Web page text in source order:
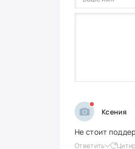
Ксения
Не стоит
Ответить